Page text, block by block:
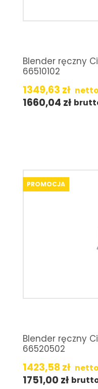
Blender ręczny
66510102
1349,63 zł netto
1660,04 zł
PROMOCJA
Blender ręczny
66520502
1423,58zł netto
1751,00 zł